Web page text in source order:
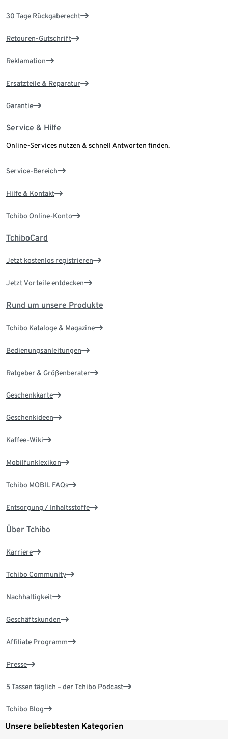
30 Tage Rückgaberecht
Retouren-Gutschrift
Reklamation
Ersatzteile & Reparatur
Garantie
Service & Hilfe
Online-Services nutzen & schnell Antworten finden.
Service-Bereich
Hilfe & Kontakt
Tchibo Online-Konto
TchiboCard
Jetzt kostenlos registrieren
Jetzt Vorteile entdecken
Rund um unsere Produkte
Tchibo Kataloge & Magazine
Bedienungsanleitungen
Ratgeber & Größenberater
Geschenkkarte
Geschenkideen
Kaffee-Wiki
Mobilfunklexikon
Tchibo MOBIL FAQs
Entsorgung / Inhaltsstoffe
Über Tchibo
Karriere
Tchibo Community
Nachhaltigkeit
Geschäftskunden
Affiliate Programm
Presse
5 Tassen täglich – der Tchibo Podcast
Tchibo Blog
Unsere beliebtesten Kategorien